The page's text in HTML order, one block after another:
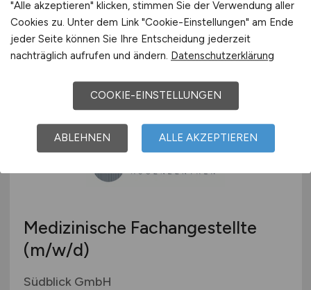
Südblick GmbH
29.07.2026
Medizinische Fachangestellte
(m/w/d)
Südblick GmbH
"Alle akzeptieren" klicken, stimmen Sie der Verwendung aller
Cookies zu. Unter dem Link "Cookie-Einstellungen" am Ende
jeder Seite können Sie Ihre Entscheidung jederzeit
nachträglich aufrufen und ändern. Datenschutzerklärung
COOKIE-EINSTELLUNGEN
ABLEHNEN ALLE AKZEPTIEREN